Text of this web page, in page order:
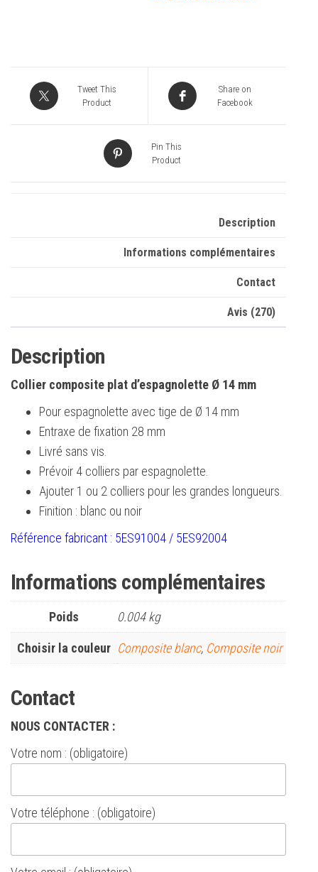
Tweet This
Product
Share on
Facebook
Pin This
Product
Description
Informations complémentaires
Contact
Avis (270)
Description
Collier composite plat d’espagnolette Ø 14 mm
Pour espagnolette avec tige de Ø 14 mm
Entraxe de fixation 28 mm
Livré sans vis.
Prévoir 4 colliers par espagnolette.
Ajouter 1 ou 2 colliers pour les grandes longueurs.
Finition : blanc ou noir
Référence fabricant : 5ES91004 / 5ES92004
Informations complémentaires
Poids 0.004 kg
Choisir la couleur Composite blanc, Composite noir
Contact
NOUS CONTACTER :
Votre nom : (obligatoire)
Votre téléphone : (obligatoire)